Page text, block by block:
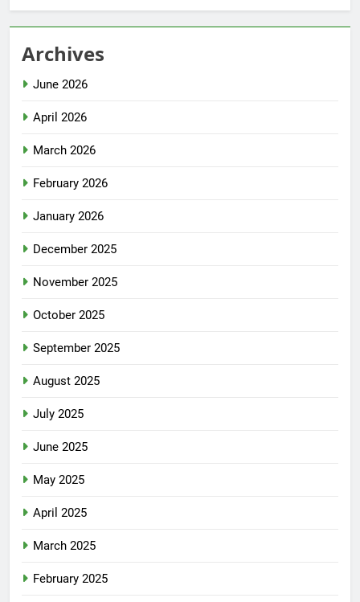
Archives
June 2026
April 2026
March 2026
February 2026
January 2026
December 2025
November 2025
October 2025
September 2025
August 2025
July 2025
June 2025
May 2025
April 2025
March 2025
February 2025